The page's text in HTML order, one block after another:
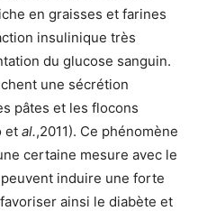
en graisses et farines
insulinique très
du glucose sanguin.
une sécrétion
pâtes et les flocons
et al.,2011). Ce phénomène
certaine mesure avec le
induire une forte
ainsi le diabète et